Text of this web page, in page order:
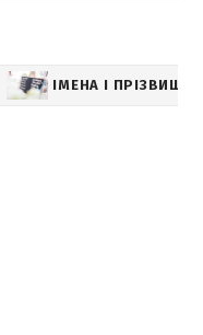
ІМЕНА І ПРІЗВИЩА